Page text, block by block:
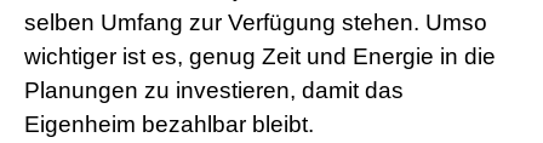
selben Umfang zur Verfügung stehen. Umso
wichtiger ist es, genug Zeit und Energie in die
Planungen zu investieren, damit das
Eigenheim bezahlbar bleibt.